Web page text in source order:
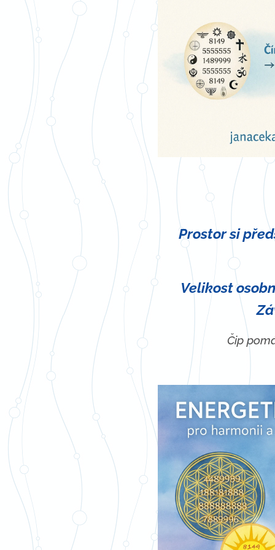
Prostor si
Velikost
Čip